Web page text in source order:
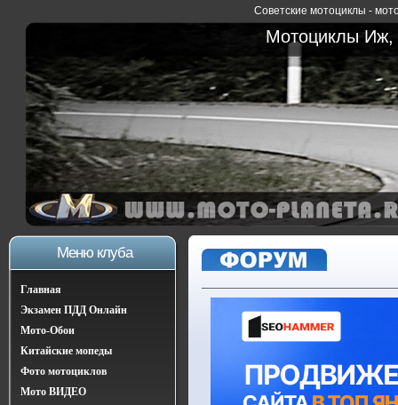
Советские мотоциклы -
Мотоциклы Иж,
Меню клуба
Главная
Экзамен ПДД Онлайн
Мото-Обои
Китайские мопеды
Фото мотоциклов
Мото ВИДЕО